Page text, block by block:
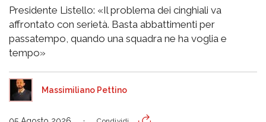
Presidente Listello: «Il problema dei cinghiali va
affrontato con serietà. Basta abbattimenti per
passatempo, quando una squadra ne ha voglia e
tempo»
Massimiliano Pettino